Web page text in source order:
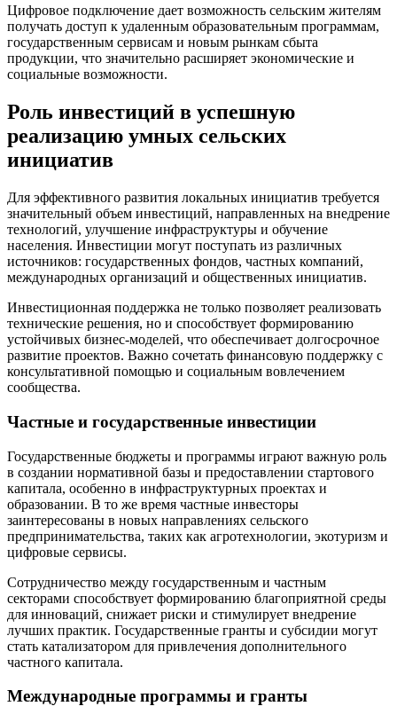
Цифровое подключение дает возможность сельским жителям
получать доступ к удаленным образовательным программам,
государственным сервисам и новым рынкам сбыта
продукции, что значительно расширяет экономические и
социальные возможности.
Роль инвестиций в успешную
реализацию умных сельских
инициатив
Для эффективного развития локальных инициатив требуется
значительный объем инвестиций, направленных на внедрение
технологий, улучшение инфраструктуры и обучение
населения. Инвестиции могут поступать из различных
источников: государственных фондов, частных компаний,
международных организаций и общественных инициатив.
Инвестиционная поддержка не только позволяет реализовать
технические решения, но и способствует формированию
устойчивых бизнес-моделей, что обеспечивает долгосрочное
развитие проектов. Важно сочетать финансовую поддержку с
консультативной помощью и социальным вовлечением
сообщества.
Частные и государственные инвестиции
Государственные бюджеты и программы играют важную роль
в создании нормативной базы и предоставлении стартового
капитала, особенно в инфраструктурных проектах и
образовании. В то же время частные инвесторы
заинтересованы в новых направлениях сельского
предпринимательства, таких как агротехнологии, экотуризм и
цифровые сервисы.
Сотрудничество между государственным и частным
секторами способствует формированию благоприятной среды
для инноваций, снижает риски и стимулирует внедрение
лучших практик. Государственные гранты и субсидии могут
стать катализатором для привлечения дополнительного
частного капитала.
Международные программы и гранты